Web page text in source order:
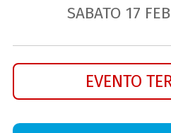
SABATO 17
EVENTO